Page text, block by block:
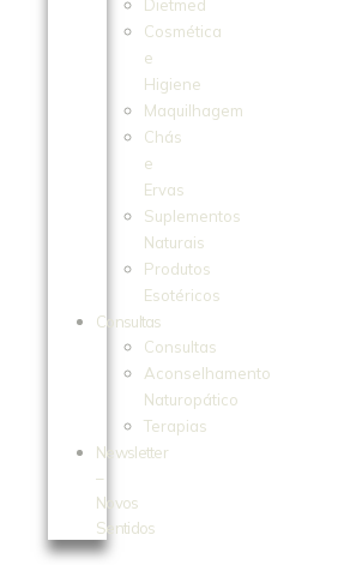
Dietmed
Cosmética
e
Higiene
Maquilhagem
Chás
e
Ervas
Suplementos
Naturais
Produtos
Esotéricos
Consultas
Consultas
Aconselhamento
Naturopático
Terapias
Newsletter
–
Novos
Sentidos